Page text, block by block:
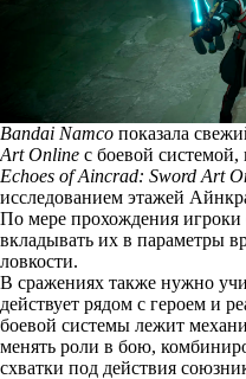
Bandai Namco показала
Art Online с боевой
Echoes of Aincrad: Sword Art
исследованием этажей
По мере прохождения игроки
вкладывать их в параметры
ловкости.
В сражениях также нужно
действует рядом с героем и
боевой системы лежит
менять роли в бою,
схватки под действия